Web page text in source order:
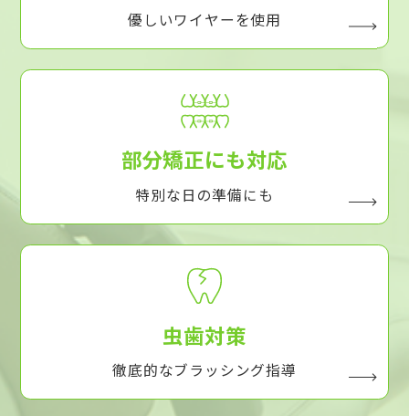
優しいワイヤーを使用
部分矯正にも対応
特別な日の準備にも
虫歯対策
徹底的なブラッシング指導